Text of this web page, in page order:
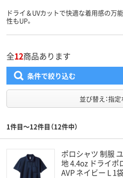
ドライ＆UVカットで快適な着用感の万
性もUP。
全12商品あります
条件で絞り込む
並び替え：指
1件目～12件目（12件中）
ポロシャツ 制服
地 4.4oz ドライポ
AVP ネイビー L 1